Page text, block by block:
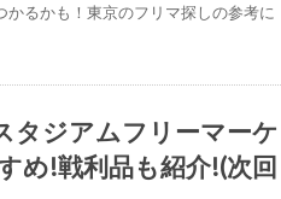
るかも！東京のフリマ探しの参考に
タジアムフリーマーケ
め!戦利品も紹介!(次回